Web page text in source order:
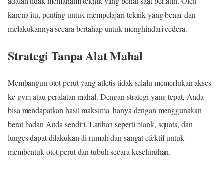
karena itu, penting untuk mempelajari teknik yang benar dan
melakukannya secara bertahap untuk menghindari cedera.
Strategi Tanpa Alat Mahal
Membangun otot perut yang atletis tidak selalu memerlukan akses
ke gym atau peralatan mahal. Dengan strategi yang tepat, Anda
bisa mendapatkan hasil maksimal hanya dengan menggunakan
berat badan Anda sendiri. Latihan seperti plank, squats, dan
lunges dapat dilakukan di rumah dan sangat efektif untuk
membentuk otot perut dan tubuh secara keseluruhan.